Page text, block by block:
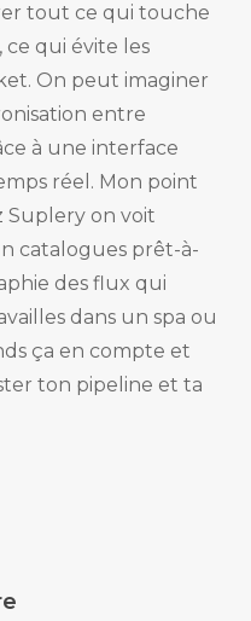
tout ce qui touche
ce qui évite les
On peut imaginer
entre
à une interface
réel. Mon point
Suplery on voit
catalogues prêt-à-
des flux qui
dans un spa ou
ça en compte et
ton pipeline et ta